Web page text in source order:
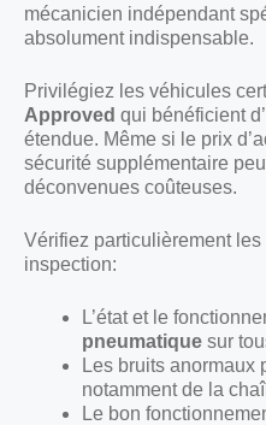
mécanicien indépendant
absolument indispensable.
Privilégiez les véhicules
Approved qui bénéficient
étendue. Même si le prix
sécurité supplémentaire
déconvenues coûteuses.
Vérifiez particulièrement
inspection:
L’état et le
pneumatique sur
Les bruits anormaux
notamment de la
Le bon